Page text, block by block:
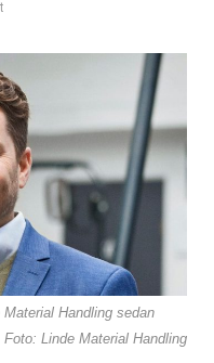
Handling sedan
Foto: Linde Material Handling